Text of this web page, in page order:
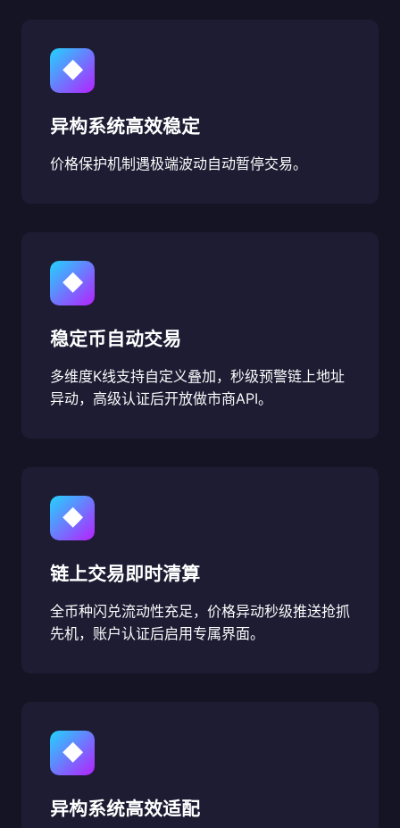
◆
异构系统高效稳定
价格保护机制遇极端波动自动暂停交易。
◆
稳定币自动交易
多维度K线支持自定义叠加，秒级预警链上地址
异动，高级认证后开放做市商API。
◆
链上交易即时清算
全币种闪兑流动性充足，价格异动秒级推送抢抓
先机，账户认证后启用专属界面。
◆
异构系统高效适配